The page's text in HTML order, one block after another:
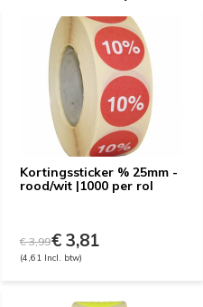
Kortingssticker % 25mm -
rood/wit |1000 per rol
€ 3,99€ 3,81
(4,61 Incl. btw)